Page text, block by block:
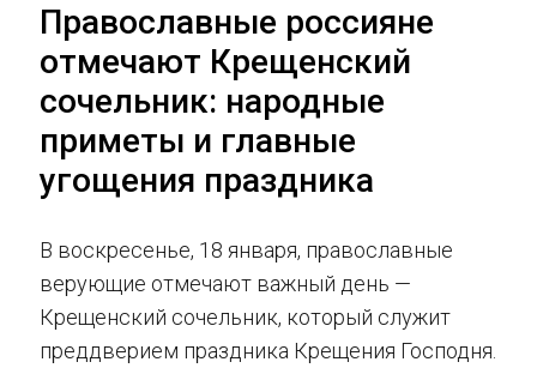
Православные россияне
отмечают Крещенский
сочельник: народные
приметы и главные
угощения праздника
В воскресенье, 18 января, православные
верующие отмечают важный день —
Крещенский сочельник, который служит
преддверием праздника Крещения Господня.